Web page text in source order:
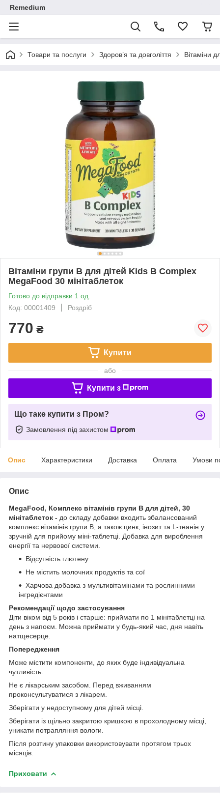
Remedium
Товари та послуги Здоров’я та довголіття Вітаміни
Вітаміни групи В для дітей Kids B Complex
MegaFood 30 мінітаблеток
Готово до відправки 1 од.
Код: 00001409
Роздріб
770 ₴
Купити
або
Купити з
Що таке купити з Пром?
Замовлення під захистом
Опис Характеристики Доставка Оплата Умови
Опис
MegaFood, Комплекс вітамінів групи B для дітей, 30
мінітаблеток - до складу добавки входить збалансований
комплекс вітамінів групи B, а також цинк, інозит та L-теанін у
зручній для прийому міні-таблетці. Добавка для вироблення
енергії та нервової системи.
Відсутність глютену
Не містить молочних продуктів та сої
Харчова добавка з мультивітамінами та рослинними
інгредієнтами
Рекомендації щодо застосування
Діти віком від 5 років і старше: приймати по 1 мінітаблетці на
день з напоєм. Можна приймати у будь-який час, дня навіть
натщесерце.
Попередження
Може містити компоненти, до яких буде індивідуальна
чутливість.
Не є лікарським засобом. Перед вживанням
проконсультуватися з лікарем.
Зберігати у недоступному для дітей місці.
Зберігати із щільно закритою кришкою в прохолодному місці,
уникати потрапляння вологи.
Після розтину упаковки використовувати протягом трьох
місяців.
Приховати